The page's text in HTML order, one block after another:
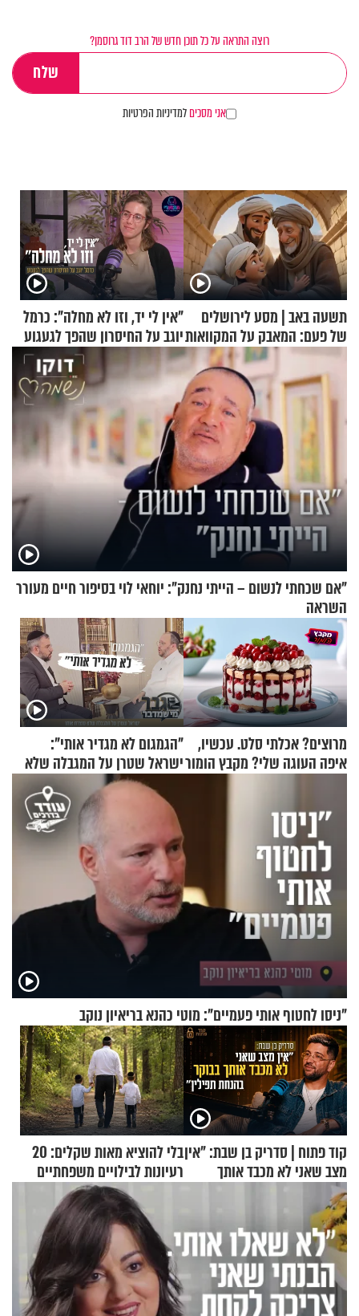
רוצה התראה על כל תוכן חדש של הרב דוד גרוסמן?
אני מסכיםלמדיניות הפרטיות
תשעה באב | מסע לירושלים
של פעם: המאבק על המקוואות
"אין לי יד, וזו לא מחלה": כרמל
יוגב על החיסרון שהפך לגעגוע
"אם שכחתי לנשום – הייתי נחנק": יוחאי לוי בסיפור חיים מעורר
השראה
מרוצים? אכלתי סלט. עכשיו,
איפה העוגה שלי? מקבץ הומור
"הגמגום לא מגדיר אותי":
ישראל שטרן על המגבלה שלא
עוצרת אותו
"ניסו לחטוף אותי פעמיים": מוטי כהנא בריאיון נוקב
קוד פתוח | סדריק בן שבת: "אין
מצב שאני לא מכבד אותך
בבוקר בהנחת תפילין"
בלי להוציא מאות שקלים: 20
רעיונות לבילויים משפחתיים
כמעט בחינם